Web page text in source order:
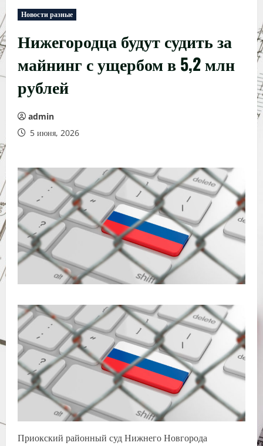
Новости разные
Нижегородца будут судить за
майнинг с ущербом в 5,2 млн
рублей
admin
5 июня, 2026
Приокский районный суд Нижнего Новгорода